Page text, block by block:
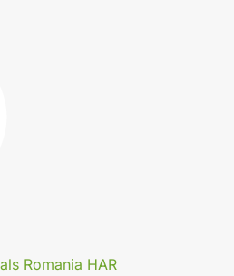
Romania HAR